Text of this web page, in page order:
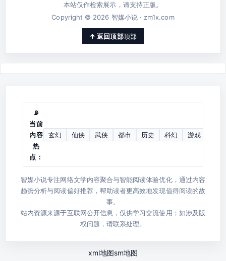
本站仅作检索展示，请支持正版。
Copyright © 2026 智媒小说 · zm1x.com
顶部
📡
当前
内容
热
点：
玄幻 仙侠 武侠 都市 历史 科幻 游戏
智媒小说专注网络文学内容聚合与智能阅读体验优化，通过内容
趋势分析与阅读偏好推荐，帮助读者更高效地发现值得阅读的故
事。
站内资源来源于互联网公开信息，仅供学习交流使用；如涉及版
权问题，请联系处理。
xml地图sm地图